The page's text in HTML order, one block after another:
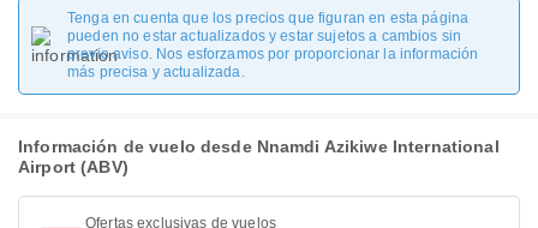
Tenga en cuenta que los precios que figuran en esta página
pueden no estar actualizados y estar sujetos a cambios sin
previo aviso. Nos esforzamos por proporcionar la información
más precisa y actualizada.
Información de vuelo desde Nnamdi Azikiwe International
Airport (ABV)
Ofertas exclusivas de vuelos